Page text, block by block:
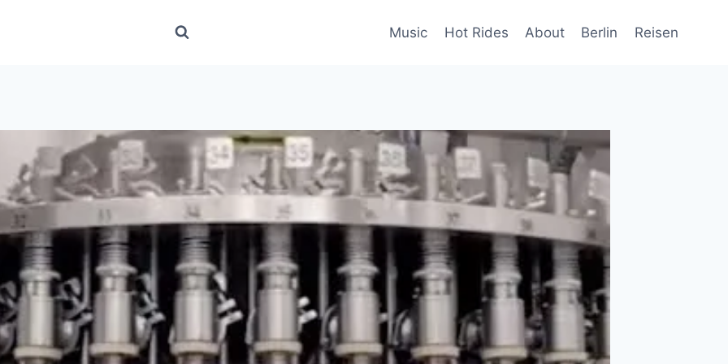
Music Hot Rides About Berlin Reisen